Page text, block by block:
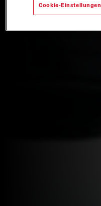
Cookie-Einstellungen